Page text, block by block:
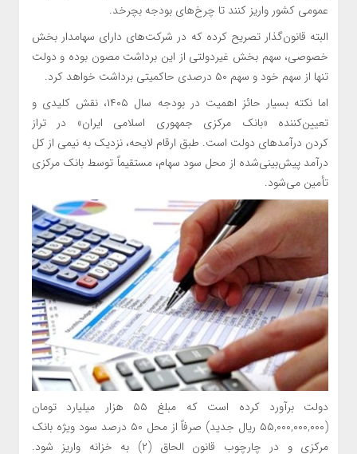
عمومی کشور واریز کنند تا چرخ‌های بودجه بچرخد.
البته قانون‌گذار تصریح کرده که در شرکت‌های دارای سهامدار بخش
خصوصی، سهم بخش غیردولتی از این برداشت مصون بوده و دولت
تنها از سهم خود و سهم ۵۰ درصدی حاکمیتی برداشت خواهد کرد.
اما نکته بسیار حائز اهمیت در بودجه سال ۱۴۰۵، نقش کلیدی و
تعیین‌کننده «بانک مرکزی جمهوری اسلامی ایران» در تراز
کردن درآمدهای دولت است. طبق ارقام لایحه، نزدیک به نیمی از کل
درآمد پیش‌بینی‌شده از محل سود سهام، مستقیماً توسط بانک مرکزی
تأمین می‌شود.
دولت برآورد کرده است که مبلغ ۵۵ هزار میلیارد تومان
(۵۵,۰۰۰,۰۰۰,۰۰۰ ریال جدید) صرفاً از محل ۵۰ درصد سود ویژه بانک
مرکزی و در چارچوب قانون الحاق (۲) به خزانه واریز شود.